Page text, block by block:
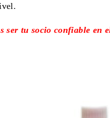
ser tu socio confiable en